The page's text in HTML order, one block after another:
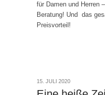
für Damen und Herren
Beratung! Und das
Preisvorteil!
15. JULI 2020